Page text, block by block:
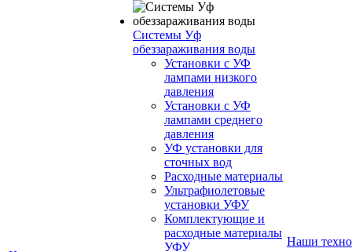
Системы Уф
обеззараживания воды
Установки с УФ
лампами низкого
давления
Установки с УФ
лампами среднего
давления
УФ установки для
сточных вод
Расходные материалы
Ультрафиолетовые
установки УФУ
Комплектующие и
расходные материалы
УФУ
Наши